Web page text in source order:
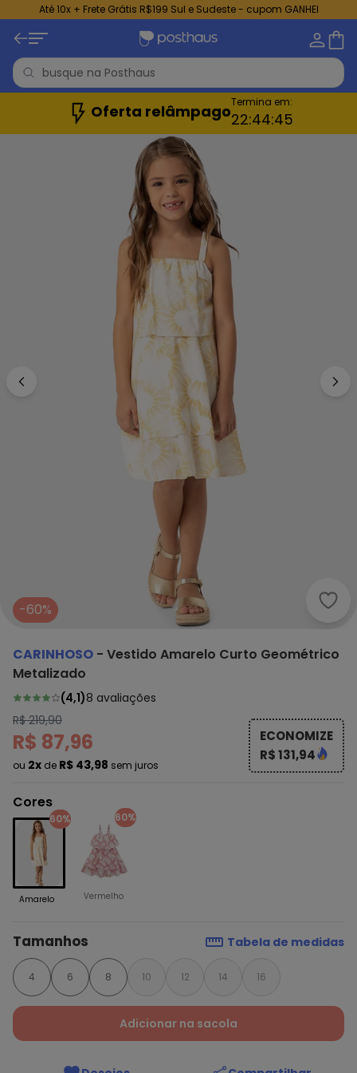
Até 10x + Frete Grátis R$199 Sul e Sudeste - cupom GANHEI
Oferta relâmpagoTermina em:
22:44:43
-60%
CARINHOSO - Vestido Amarelo Curto Geométrico
Metalizado
(4,1)8 avaliações
R$ 219,90
R$ 87,96
ou 2x de R$ 43,98 sem juros
ECONOMIZE
R$ 131,94
Cores
60%
Amarelo
60%
Vermelho
Tamanhos Tabela de medidas
4 6 8 10 12 14 16
Adicionar na sacola